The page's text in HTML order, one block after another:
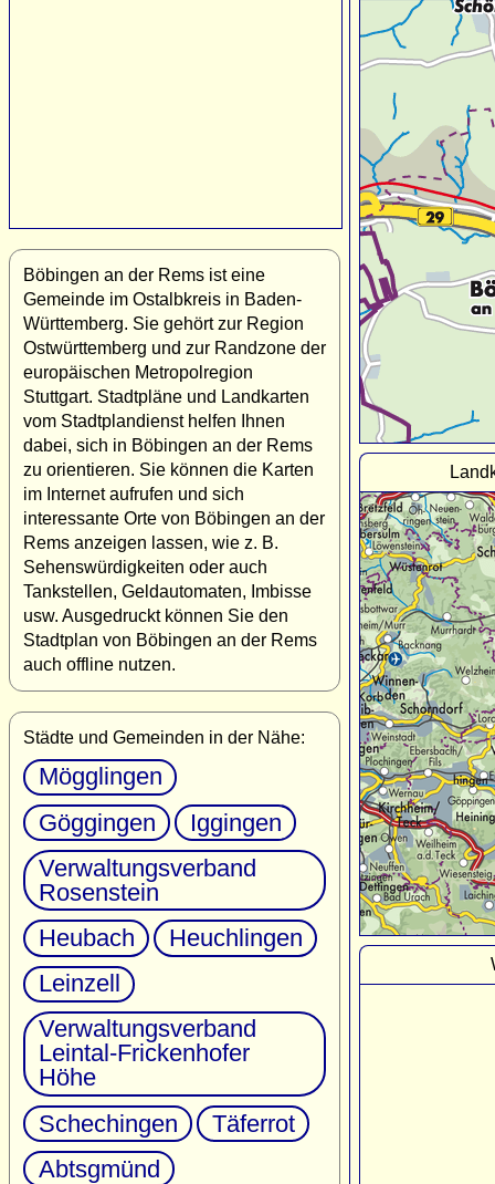
Böbingen an der Rems ist eine
Gemeinde im Ostalbkreis in Baden-
Württemberg. Sie gehört zur Region
Ostwürttemberg und zur Randzone der
europäischen Metropolregion
Stuttgart. Stadtpläne und Landkarten
vom Stadtplandienst helfen Ihnen
dabei, sich in Böbingen an der Rems
zu orientieren. Sie können die Karten
im Internet aufrufen und sich
interessante Orte von Böbingen an der
Rems anzeigen lassen, wie z. B.
Sehenswürdigkeiten oder auch
Tankstellen, Geldautomaten, Imbisse
usw. Ausgedruckt können Sie den
Stadtplan von Böbingen an der Rems
auch offline nutzen.
Städte und Gemeinden in der Nähe:
Mögglingen
Göggingen
Iggingen
Verwaltungsverband
Rosenstein
Heubach
Heuchlingen
Leinzell
Verwaltungsverband
Leintal-Frickenhofer
Höhe
Schechingen
Täferrot
Abtsgmünd